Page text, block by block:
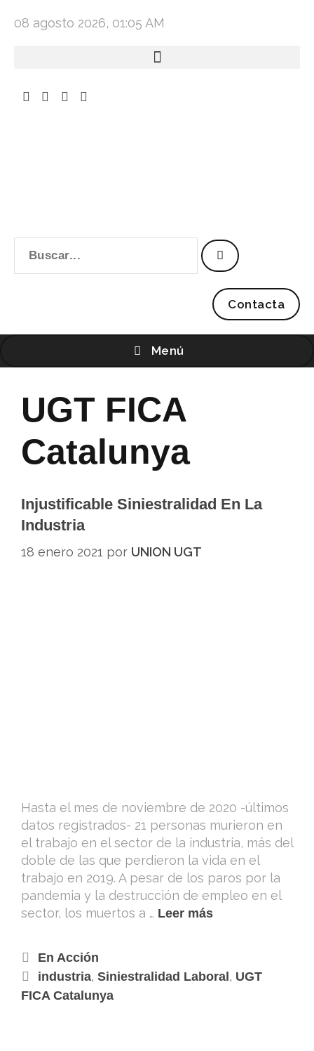
08 agosto 2026, 01:05 AM
Contacta
Menú
UGT FICA
Catalunya
Injustificable Siniestralidad En La
Industria
18 enero 2021 por UNION UGT
Hasta el mes de noviembre de 2020 -últimos
datos registrados- 21 personas murieron en
el trabajo en el sector de la industria, más del
doble de las que perdieron la vida en el
trabajo en 2019. A pesar de los paros por la
pandemia y la destrucción de empleo en el
sector, los muertos a … Leer más
En Acción
industria, Siniestralidad Laboral, UGT
FICA Catalunya